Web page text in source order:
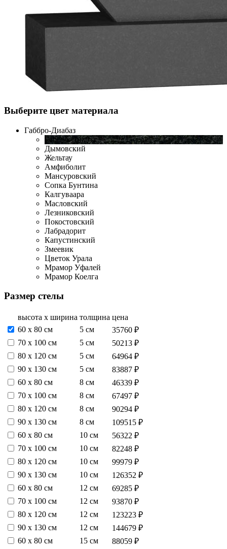
Выберите цвет материала
Габбро-Диабаз
Габбро-Диабаз
Дымовский
Жельтау
Амфиболит
Мансуровский
Сопка Бунтина
Калгуваара
Масловский
Лезниковский
Покостовский
Лабрадорит
Капустинский
Змеевик
Цветок Урала
Мрамор Уфалей
Мрамор Коелга
Размер стелы
высота х ширина толщина цена
60 х 80 см
5 см
35760 ₽
70 х 100 см
5 см
50213 ₽
80 х 120 см
5 см
64964 ₽
90 х 130 см
5 см
83887 ₽
60 х 80 см
8 см
46339 ₽
70 х 100 см
8 см
67497 ₽
80 х 120 см
8 см
90294 ₽
90 х 130 см
8 см
109515 ₽
60 х 80 см
10 см
56322 ₽
70 х 100 см
10 см
82248 ₽
80 х 120 см
10 см
99979 ₽
90 х 130 см
10 см
126352 ₽
60 х 80 см
12 см
69285 ₽
70 х 100 см
12 см
93870 ₽
80 х 120 см
12 см
123223 ₽
90 х 130 см
12 см
144679 ₽
60 х 80 см
15 см
88059 ₽